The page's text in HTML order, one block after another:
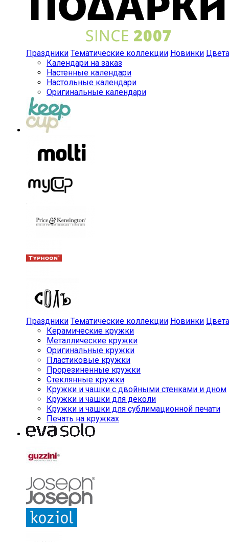
Праздники Тематические коллекции Новинки Цвета
Календари на заказ
Настенные календари
Настольные календари
Оригинальные календари
Праздники Тематические коллекции Новинки Цвета
Керамические кружки
Металлические кружки
Оригинальные кружки
Пластиковые кружки
Прорезиненные кружки
Стеклянные кружки
Кружки и чашки с двойными стенками и дном
Кружки и чашки для деколи
Кружки и чашки для сублимационной печати
Печать на кружках